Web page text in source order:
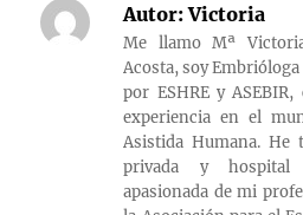
Autor:Victoria
Me llamo Mª
Acosta, soy
por ESHRE y
experiencia en el
Asistida Humana. He
privada y hospital
apasionada de mi